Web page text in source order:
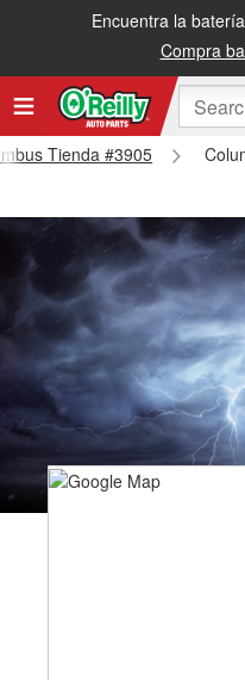
Encuentra la
Compra
Tienda #3905